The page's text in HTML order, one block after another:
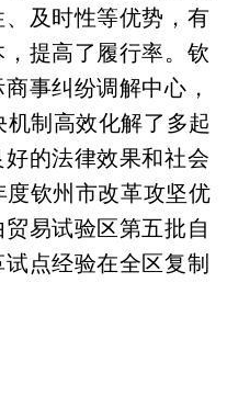
及时性等优势，有
提高了履行率。钦
事纠纷调解中心，
制高效化解了多起
的法律效果和社会
度钦州市改革攻坚优
易试验区第五批自
点经验在全区复制